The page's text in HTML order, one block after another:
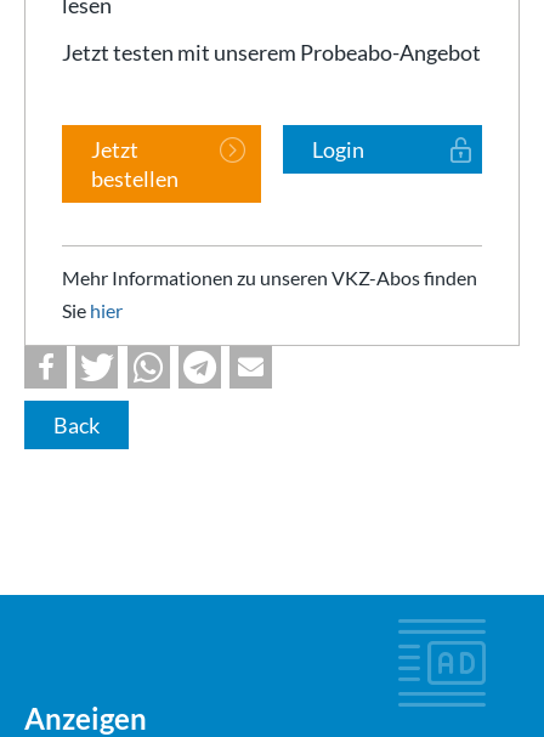
Jetzt testen mit unserem Probeabo-Angebot
Jetzt
bestellen
Login
Mehr Informationen zu unseren VKZ-Abos finden
Sie hier
Back
Anzeigen